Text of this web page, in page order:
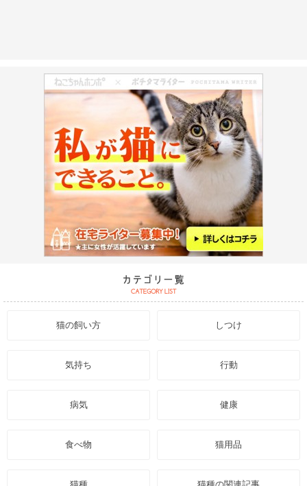
猫の飼い方 しつけ
気持ち 行動
病気 健康
食べ物 猫用品